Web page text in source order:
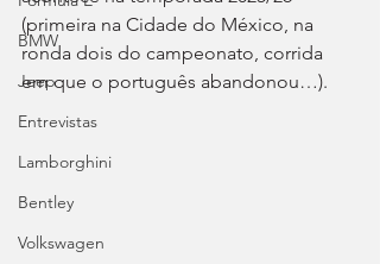
BMW
Jeep
Entrevistas
Lamborghini
Bentley
Volkswagen
(primeira na Cidade do México, na
ronda dois do campeonato, corrida
em que o português abandonou…).